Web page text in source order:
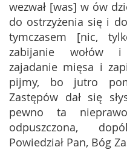
wezwał [was] w ów
do ostrzyżenia się i
tymczasem [nic,
zabijanie wołów i
zajadanie mięsa i
pijmy, bo jutro
Zastępów dał się
pewno ta
odpuszczona,
Powiedział Pan, Bóg